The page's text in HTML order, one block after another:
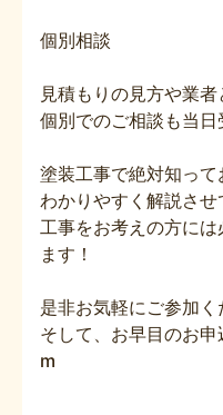
個別相談
見積もりの見方や業
個別でのご相談も当日
塗装工事で絶対知っ
わかりやすく解説させ
工事をお考えの方に
ます！
是非お気軽にご参加く
そして、お早目のお
m